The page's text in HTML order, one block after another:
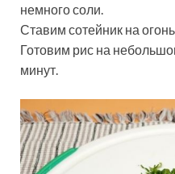
немного соли.
Ставим сотейник на
Готовим рис на
минут.